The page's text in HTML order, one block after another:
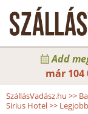
Add
már
SzállásVadász.hu >>
Sirius Hotel>>